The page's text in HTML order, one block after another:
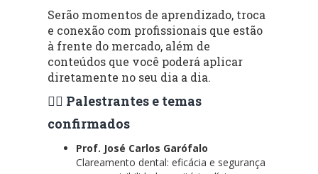
Serão momentos de aprendizado, troca
e conexão com profissionais que estão
à frente do mercado, além de
conteúdos que você poderá aplicar
diretamente no seu dia a dia.
👨‍⚕️ Palestrantes e temas
confirmados
Prof. José Carlos Garófalo
Clareamento dental: eficácia e segurança